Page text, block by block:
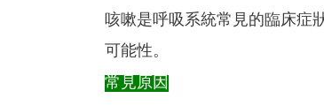
咳嗽是呼吸系統常見的臨床症
可能性。
常見原因